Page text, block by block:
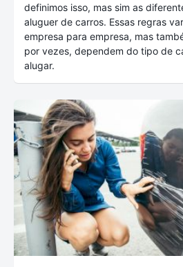
definimos isso, mas sim as
aluguer de carros. Essas regras
empresa para empresa, mas
por vezes, dependem do tipo de
alugar.